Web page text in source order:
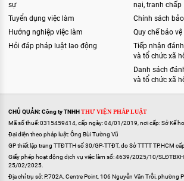
sự
Tuyển dụng việc làm
Hướng nghiệp việc làm
Hỏi đáp pháp luật lao động
nại, tranh chấp
Chính sách
Quy chế bảo vệ
Tiếp nhận
và tổ chức xã
Danh sách
và tổ chức xã
CHỦ QUẢN: Công ty TNHHTHƯ VIỆN PHÁP LUẬT
Mã số thuế: 0315459414, cấp ngày: 04/01/2019, nơi cấp: Sở Kế
Đại diện theo pháp luật: Ông Bùi Tường Vũ
GP thiết lập trang TTĐTTH số 30/GP-TTĐT, do Sở TTTT TP.HCM
Giấy phép hoạt động dịch vụ việc làm số: 4639/2025/10/
25/02/2025.
Địa chỉ trụ sở: P.702A, Centre Point, 106 Nguyễn Văn Trỗi, phường